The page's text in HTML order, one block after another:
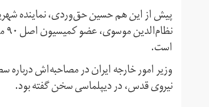
پیش از این هم حسین حق‌وردی، نماینده
است.
وزیر امور خارجه ایران در مصاحبه‌اش
نیروی قدس،‌ در دیپلماسی سخن گفته بود.